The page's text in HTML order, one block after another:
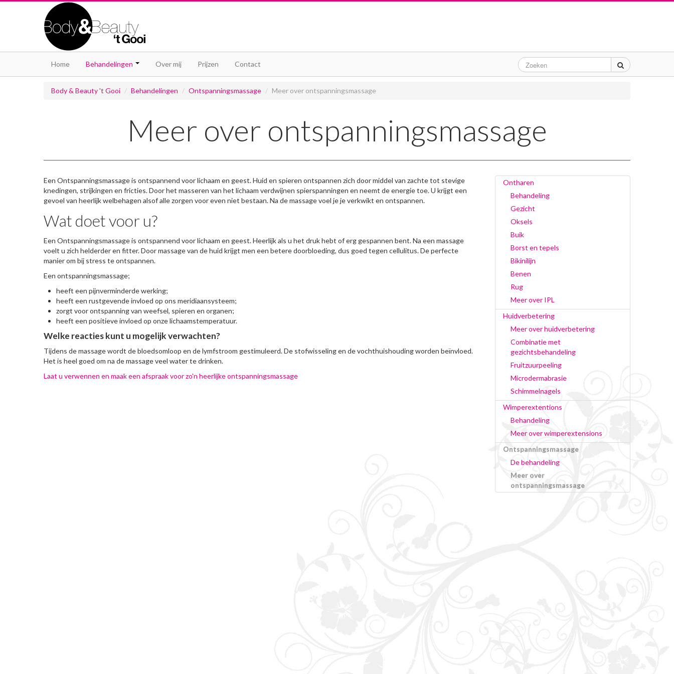
Home Behandelingen Over mij Prijzen Contact
Body & Beauty 't Gooi / Behandelingen / Ontspanningsmassage / Meer over ontspanningsmassage
Meer over ontspanningsmassage
Een Ontspanningsmassage is ontspannend voor lichaam en geest. Huid en spieren ontspannen zich door middel van zachte tot stevige
knedingen, strijkingen en fricties. Door het masseren van het lichaam verdwijnen spierspanningen en neemt de energie toe. U krijgt een
gevoel van heerlijk welbehagen alsof alle zorgen voor even niet bestaan. Na de massage voel je je verkwikt en ontspannen.
Wat doet voor u?
Een Ontspanningsmassage is ontspannend voor lichaam en geest. Heerlijk als u het druk hebt of erg gespannen bent. Na een massage
voelt u zich helderder en fitter. Door massage van de huid krijgt men een betere doorbloeding, dus goed tegen cellulitus. De perfecte
manier om bij stress te ontspannen.
Een ontspanningsmassage;
heeft een pijnverminderde werking;
heeft een rustgevende invloed op ons meridiaansysteem;
zorgt voor ontspanning van weefsel, spieren en organen;
heeft een positieve invloed op onze lichaamstemperatuur.
Welke reacties kunt u mogelijk verwachten?
Tijdens de massage wordt de bloedsomloop en de lymfstroom gestimuleerd. De stofwisseling en de vochthuishouding worden beïnvloed.
Het is heel goed om na de massage veel water te drinken.
Laat u verwennen en maak een afspraak voor zo'n heerlijke ontspanningsmassage
Ontharen
Behandeling
Gezicht
Oksels
Buik
Borst en tepels
Bikinilijn
Benen
Rug
Meer over IPL
Huidverbetering
Meer over huidverbetering
Combinatie met
gezichtsbehandeling
Fruitzuurpeeling
Microdermabrasie
Schimmelnagels
Wimperextentions
Behandeling
Meer over wimperextensions
Ontspanningsmassage
De behandeling
Meer over
ontspanningsmassage